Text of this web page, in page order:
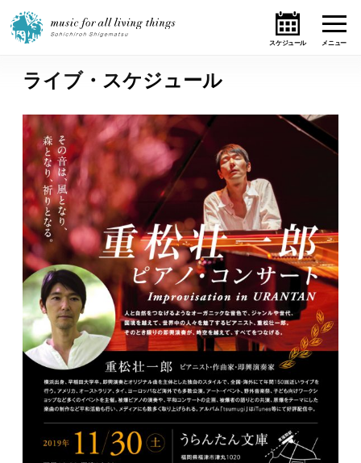
ホーム
ニュース
テーマ
ライブ・スケジュール
作品
オンライン・ショップ
ギャラリー
日々のレポート
Specials
ライブ・スケジュール